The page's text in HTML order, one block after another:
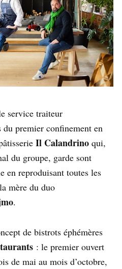
service traiteur
du premier confinement en
Il Calandrino qui,
du groupe, garde sont
en reproduisant toutes les
mère du duo
.
de bistrots éphémères
: le premier ouvert
de mai au mois d’octobre,